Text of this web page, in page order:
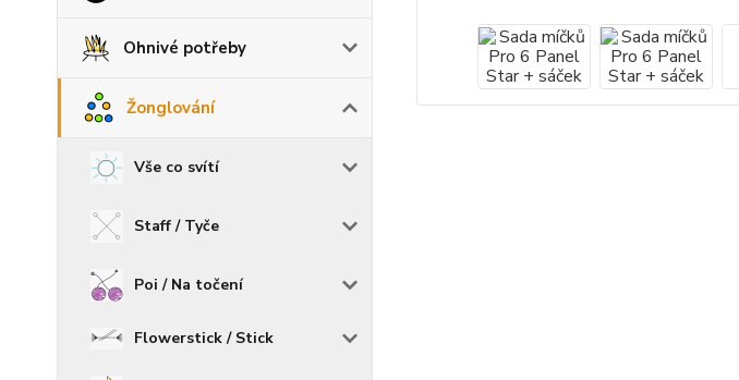
Ohnivé potřeby
Žonglování
Vše co svítí
Staff / Tyče
Poi / Na točení
Flowerstick / Stick